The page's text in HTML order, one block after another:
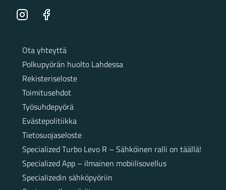
Instagram Facebook
SivutOta yhteyttä
Polkupyörän huolto Lahdessa
Rekisteriseloste
Toimitusehdot
Työsuhdepyörä
Evästepolitiikka
Tietosuojaseloste
Specialized Turbo Levo R – Sähköinen ralli on täällä!
Specialized App – ilmainen mobiilisovellus
Specializedin sähköpyöriin